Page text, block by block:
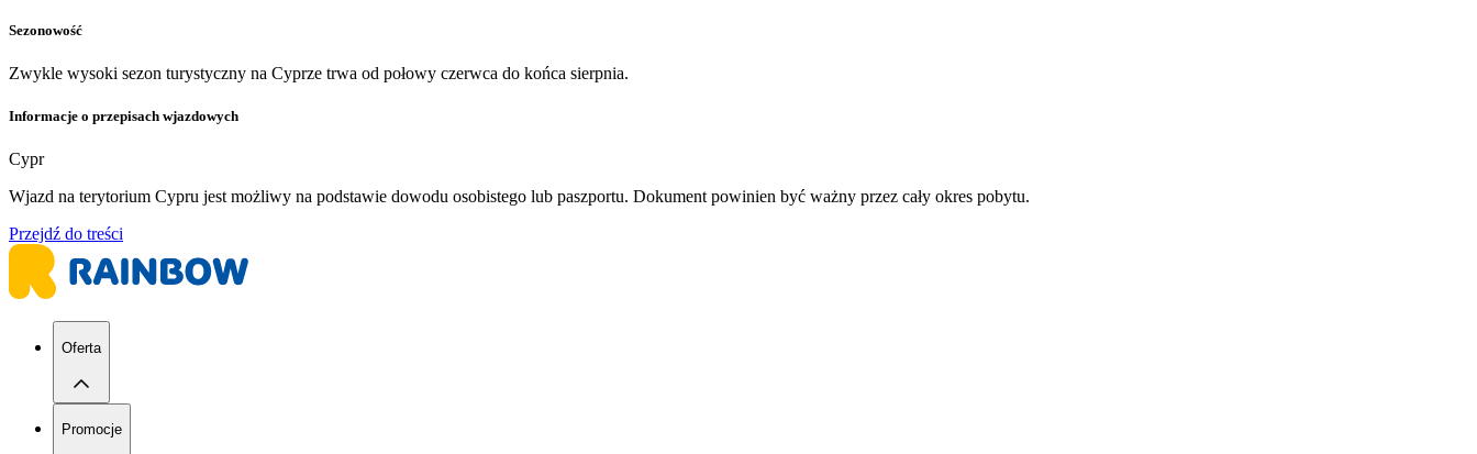
Sezonowość
Zwykle wysoki sezon turystyczny na Cyprze trwa od połowy czerwca do końca sierpnia.
Informacje o przepisach wjazdowych
Cypr
Wjazd na terytorium Cypru jest możliwy na podstawie dowodu osobistego lub paszportu. Dokument powinien być ważny przez cały okres pobytu.
Przejdź do treści
Oferta
Promocje